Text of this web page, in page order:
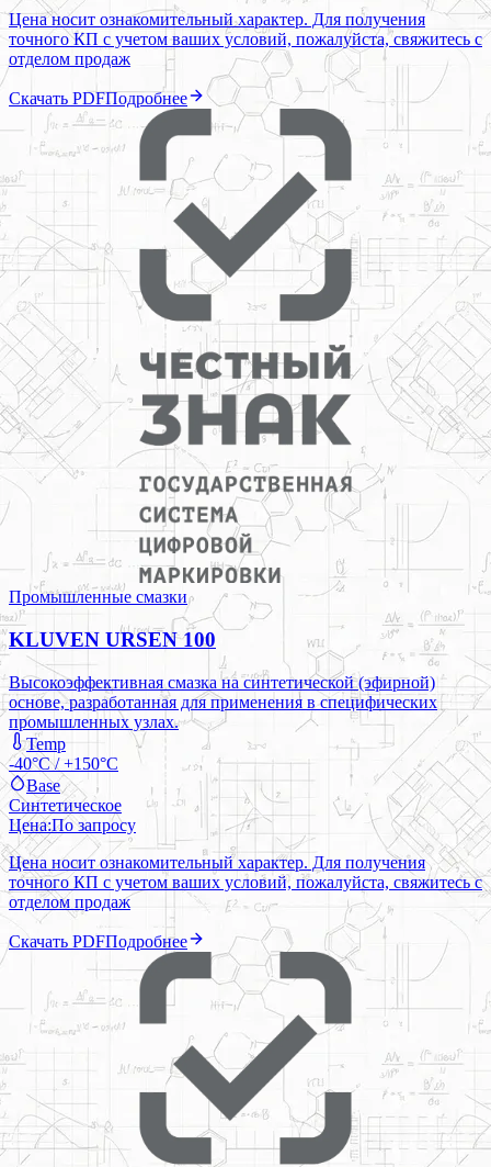
Цена носит ознакомительный характер. Для получения
точного КП с учетом ваших условий, пожалуйста, свяжитесь с
отделом продаж
Скачать PDFПодробнее
Промышленные смазки
KLUVEN URSEN 100
Высокоэффективная смазка на синтетической (эфирной)
основе, разработанная для применения в специфических
промышленных узлах.
Temp
-40°C / +150°C
Base
Синтетическое
Цена:По запросу
Цена носит ознакомительный характер. Для получения
точного КП с учетом ваших условий, пожалуйста, свяжитесь с
отделом продаж
Скачать PDFПодробнее